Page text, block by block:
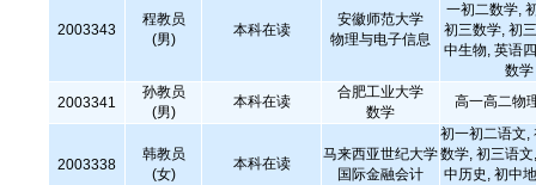
2003343
程教员
(男)
本科在读
安徽师范大学
物理与电子信息
一初二数学,
初三数学, 初
中生物, 英语
数
2003341
孙教员
(男)
本科在读
合肥工业大学
数学
高一高二物
2003338
韩教员
(女)
本科在读
马来西亚世纪大学
国际金融会计
初一初二语文,
数学, 初三语
中历史, 初中